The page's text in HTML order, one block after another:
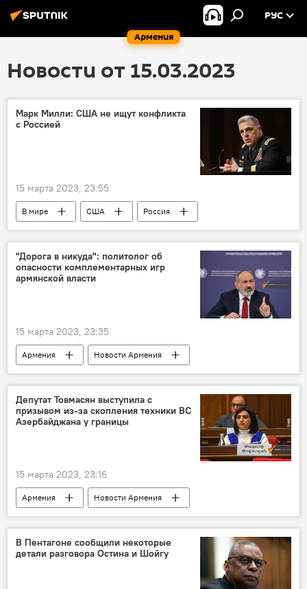
Армения
РУС
Новости от 15.03.2023
Марк Милли: США не ищут конфликта
с Россией
15 марта 2023, 23:55
В мире США
Россия
война
"Дорога в никуда": политолог об
опасности комплементарных игр
армянской власти
15 марта 2023, 23:35
Армения
Новости Армения
Политика
геополитика
Кавказский регион
Депутат Товмасян выступила с
призывом из-за скопления техники ВС
Азербайджана у границы
15 марта 2023, 23:16
Армения
Новости Армения
Политика
ВС Азербайджана
Тагуи Товмасян
граница
депутат
призыв
техника
В Пентагоне сообщили некоторые
детали разговора Остина и Шойгу